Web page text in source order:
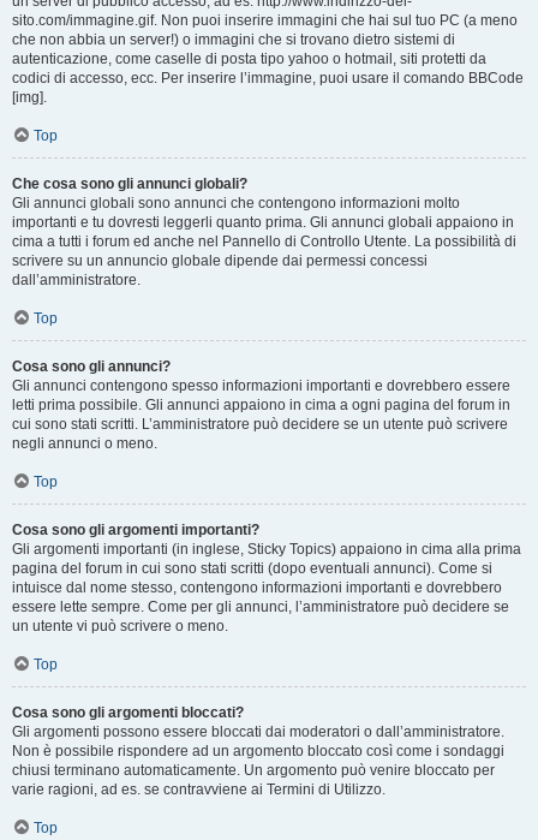
sito.com/immagine.gif. Non puoi inserire immagini che hai sul tuo PC (a meno
che non abbia un server!) o immagini che si trovano dietro sistemi di
autenticazione, come caselle di posta tipo yahoo o hotmail, siti protetti da
codici di accesso, ecc. Per inserire l’immagine, puoi usare il comando BBCode
[img].
Top
Che cosa sono gli annunci globali?
Gli annunci globali sono annunci che contengono informazioni molto
importanti e tu dovresti leggerli quanto prima. Gli annunci globali appaiono in
cima a tutti i forum ed anche nel Pannello di Controllo Utente. La possibilità di
scrivere su un annuncio globale dipende dai permessi concessi
dall’amministratore.
Top
Cosa sono gli annunci?
Gli annunci contengono spesso informazioni importanti e dovrebbero essere
letti prima possibile. Gli annunci appaiono in cima a ogni pagina del forum in
cui sono stati scritti. L’amministratore può decidere se un utente può scrivere
negli annunci o meno.
Top
Cosa sono gli argomenti importanti?
Gli argomenti importanti (in inglese, Sticky Topics) appaiono in cima alla prima
pagina del forum in cui sono stati scritti (dopo eventuali annunci). Come si
intuisce dal nome stesso, contengono informazioni importanti e dovrebbero
essere lette sempre. Come per gli annunci, l’amministratore può decidere se
un utente vi può scrivere o meno.
Top
Cosa sono gli argomenti bloccati?
Gli argomenti possono essere bloccati dai moderatori o dall’amministratore.
Non è possibile rispondere ad un argomento bloccato così come i sondaggi
chiusi terminano automaticamente. Un argomento può venire bloccato per
varie ragioni, ad es. se contravviene ai Termini di Utilizzo.
Top